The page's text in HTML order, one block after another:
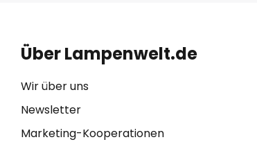
Über Lampenwelt.de
Wir über uns
Newsletter
Marketing-Kooperationen